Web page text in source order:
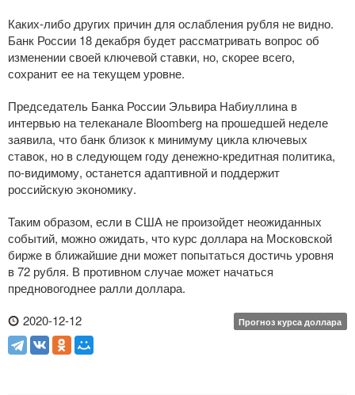
Каких-либо других причин для ослабления рубля не видно.
Банк России 18 декабря будет рассматривать вопрос об
изменении своей ключевой ставки, но, скорее всего,
сохранит ее на текущем уровне.
Председатель Банка России Эльвира Набиуллина в
интервью на телеканале Bloomberg на прошедшей неделе
заявила, что банк близок к минимуму цикла ключевых
ставок, но в следующем году денежно-кредитная политика,
по-видимому, останется адаптивной и поддержит
российскую экономику.
Таким образом, если в США не произойдет неожиданных
событий, можно ожидать, что курс доллара на Московской
бирже в ближайшие дни может попытаться достичь уровня
в 72 рубля. В противном случае может начаться
предновогоднее ралли доллара.
2020-12-12
Прогноз курса доллара